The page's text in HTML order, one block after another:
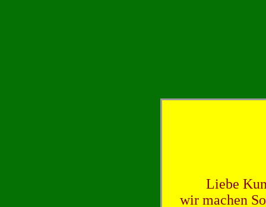
Liebe
wir machen